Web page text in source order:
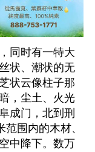
同时有一特大
状、潮状的无
状云像柱子那
，尘土、火光
成门，北到刑
围内的木材、
中降下。数万